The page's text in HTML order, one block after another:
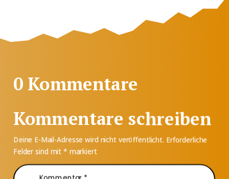
0 Kommentare
Kommentare schreiben
Deine E-Mail-Adresse wird nicht veröffentlicht. Erforderliche
Felder sind mit* markiert